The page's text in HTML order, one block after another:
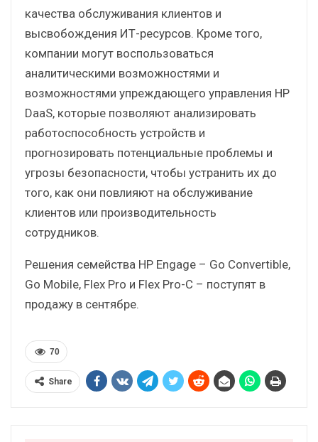
качества обслуживания клиентов и
высвобождения ИТ-ресурсов. Кроме того,
компании могут воспользоваться
аналитическими возможностями и
возможностями упреждающего управления HP
DaaS, которые позволяют анализировать
работоспособность устройств и
прогнозировать потенциальные проблемы и
угрозы безопасности, чтобы устранить их до
того, как они повлияют на обслуживание
клиентов или производительность
сотрудников.
Решения семейства HP Engage – Go Convertible,
Go Mobile, Flex Pro и Flex Pro-C – поступят в
продажу в сентябре.
70
Share